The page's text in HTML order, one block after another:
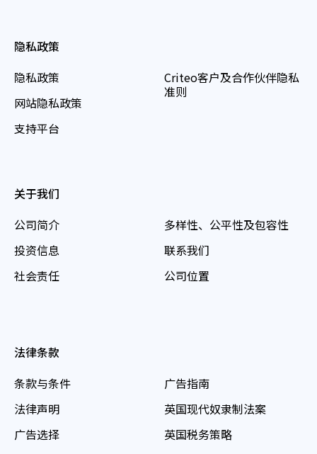
隐私政策
隐私政策
网站隐私政策
支持平台
Criteo客户及合作伙伴隐私
准则
关于我们
公司简介
投资信息
社会责任
多样性、公平性及包容性
联系我们
公司位置
法律条款
条款与条件
法律声明
广告选择
广告指南
英国现代奴隶制法案
英国税务策略